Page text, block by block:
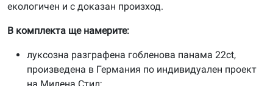
екологичен и с доказан произход.
В комплекта ще намерите:
луксозна разграфена гобленова панама 22ct,
произведена в Германия по индивидуален проект